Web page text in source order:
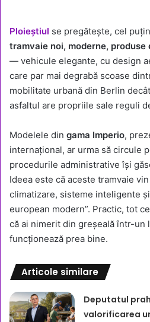
Ploieștiul se pregătește, cel
tramvaie noi, moderne, produse
— vehicule elegante, cu design
care par mai degrabă scoase
mobilitate urbană din Berlin
asfaltul are propriile sale reguli
Modelele din gama Imperio,
internațional, ar urma să circule
procedurile administrative își
Ideea este că aceste tramvaie
climatizare, sisteme inteligente
european modern”. Practic, tot
că ai nimerit din greșeală într-un
funcționează prea bine.
Articole similare
Deputatul
valorificarea